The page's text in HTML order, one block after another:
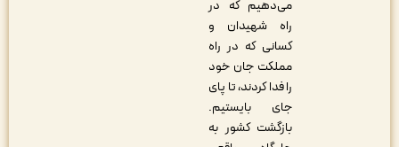
می‌دهیم که در
راه شهیدان و
کسانی که در راه
مملکت جان خود
را فدا کردند، تا پای
جای بایستیم.
بازگشت کشور به